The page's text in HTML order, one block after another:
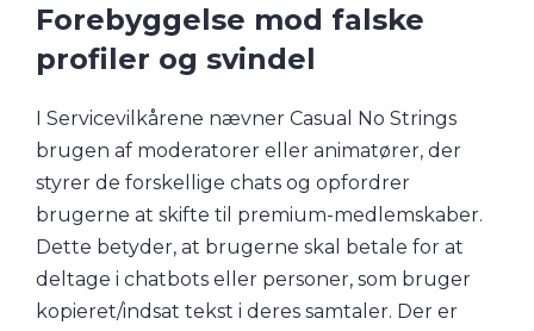
Forebyggelse mod falske
profiler og svindel
I Servicevilkårene nævner Casual No Strings
brugen af moderatorer eller animatører, der
styrer de forskellige chats og opfordrer
brugerne at skifte til premium-medlemskaber.
Dette betyder, at brugerne skal betale for at
deltage i chatbots eller personer, som bruger
kopieret/indsat tekst i deres samtaler. Der er